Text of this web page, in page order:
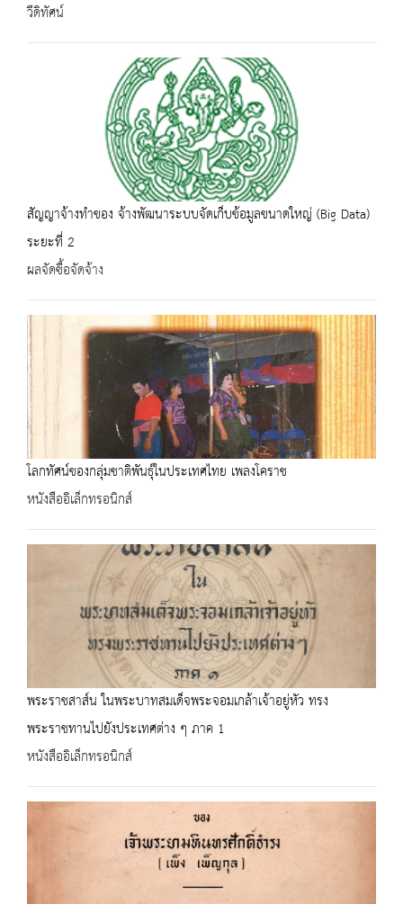
วีดิทัศน์
สัญญาจ้างทำของ จ้างพัฒนาระบบจัดเก็บข้อมูลขนาดใหญ่ (Big Data)
ระยะที่ 2
ผลจัดซื้อจัดจ้าง
โลกทัศน์ของกลุ่มชาติพันธุ์ในประเทศไทย เพลงโคราช
หนังสืออิเล็กทรอนิกส์
พระราชสาส์น ในพระบาทสมเด็จพระจอมเกล้าเจ้าอยู่หัว ทรง
พระราชทานไปยังประเทศต่าง ๆ ภาค 1
หนังสืออิเล็กทรอนิกส์